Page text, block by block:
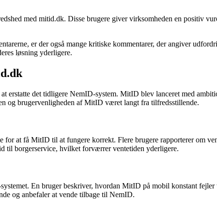
med mitid.dk. Disse brugere giver virksomheden en positiv
er der også mange kritiske kommentarer, der angiver
løsning yderligere.
erstatte det tidligere NemID-system. MitID blev lanceret med
og brugervenligheden af MitID været langt fra tilfredsstillende.
at få MitID til at fungere korrekt. Flere brugere rapporterer om
til borgerservice, hvilket forværrer ventetiden yderligere.
En bruger beskriver, hvordan MitID på mobil konstant
og anbefaler at vende tilbage til NemID.